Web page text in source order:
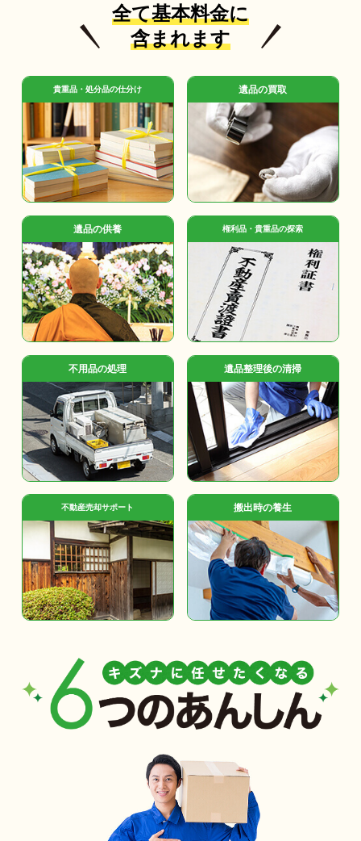
全て基本料金に
含まれます
貴重品・処分品の仕分け 遺品の買取
遺品の供養 権利品・貴重品の探索
不用品の処理 遺品整理後の清掃
不動産売却サポート 搬出時の養生